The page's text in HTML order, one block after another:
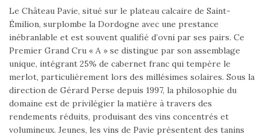
Le Château Pavie, situé sur le plateau calcaire de Saint-
Émilion, surplombe la Dordogne avec une prestance
inébranlable et est souvent qualifié d’ovni par ses pairs. Ce
Premier Grand Cru « A » se distingue par son assemblage
unique, intégrant 25% de cabernet franc qui tempère le
merlot, particulièrement lors des millésimes solaires. Sous la
direction de Gérard Perse depuis 1997, la philosophie du
domaine est de privilégier la matière à travers des
rendements réduits, produisant des vins concentrés et
volumineux. Jeunes, les vins de Pavie présentent des tanins